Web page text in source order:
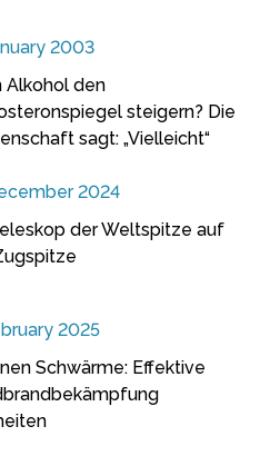
2003
Alkohol den
steigern? Die
sagt: „Vielleicht“
2024
der Weltspitze auf
2025
Schwärme: Effektive